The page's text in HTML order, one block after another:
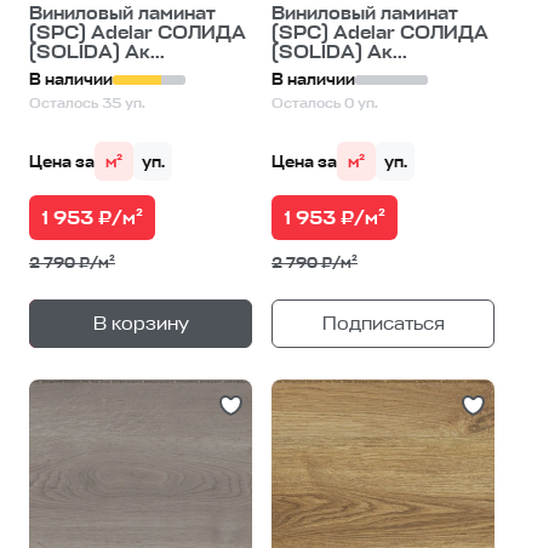
Виниловый ламинат
(SPC) Adelar СОЛИДА
(SOLIDA) Ак...
В наличии
Осталось 35 уп.
Цена за м² уп.
1 953 ₽/м²
2 790 ₽/м²
В корзину
— 1уп.
Виниловый ламинат
(SPC) Adelar СОЛИДА
(SOLIDA) Ак...
В наличии
Осталось 0 уп.
Цена за м² уп.
1 953 ₽/м²
2 790 ₽/м²
Подписаться